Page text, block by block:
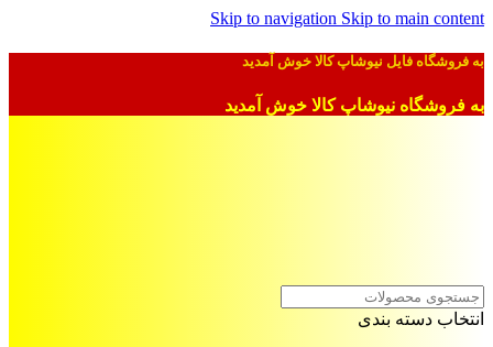
Skip to navigation Skip to main content
به فروشگاه فایل نیوشاپ کالا خوش آمدید
به فروشگاه نیوشاپ کالا خوش آمدید
انتخاب دسته بندی